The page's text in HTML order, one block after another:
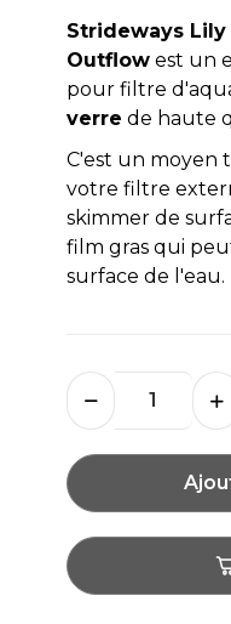
Strideways
Outflowest un
pour filtre
verre de haute
C'est un moyen
votre filtre
skimmer de
film gras qui
surface de l'eau.